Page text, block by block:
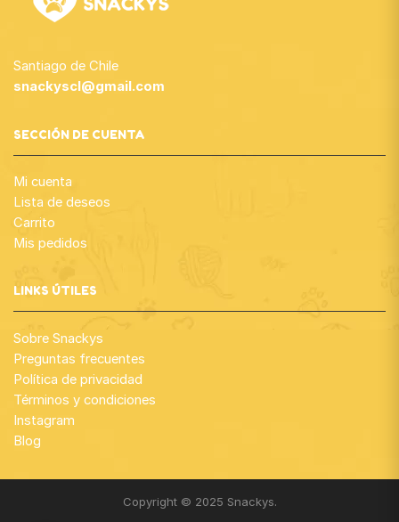
Santiago de Chile
snackyscl@gmail.com
SECCIÓN DE CUENTA
Mi cuenta
Lista de deseos
Carrito
Mis pedidos
LINKS ÚTILES
Sobre Snackys
Preguntas frecuentes
Política de privacidad
Términos y condiciones
Instagram
Blog
Copyright © 2025 Snackys.